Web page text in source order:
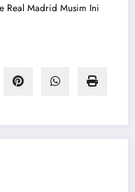
Real Madrid Musim Ini